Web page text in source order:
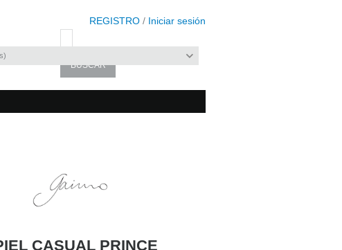
REGISTRO / Iniciar sesión
CASUAL PRINCE